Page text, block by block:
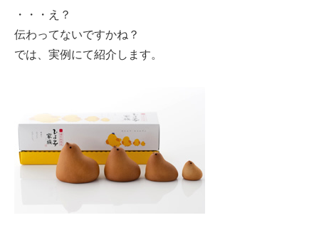
・・・え？
伝わってないですかね？
では、実例にて紹介します。